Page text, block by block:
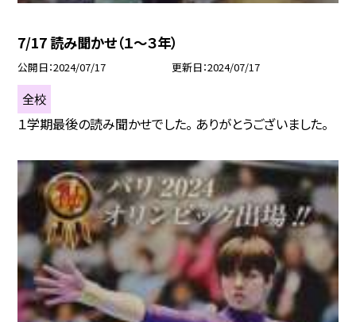
7/17 読み聞かせ（１〜３年）
公開日 2024/07/17 更新日 2024/07/17
全校
１学期最後の読み聞かせでした。 ありがとうございました。